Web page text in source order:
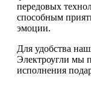
передовых
способным
эмоции.
Для удобства
Электроугли мы
исполнения